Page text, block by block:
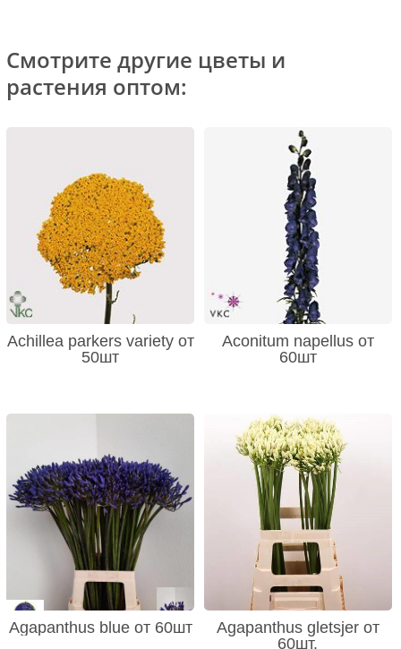
Смотрите другие цветы и
растения оптом:
Achillea parkers variety от
50шт
Aconitum napellus от
60шт
Agapanthus blue от 60шт
Agapanthus gletsjer от
60шт.